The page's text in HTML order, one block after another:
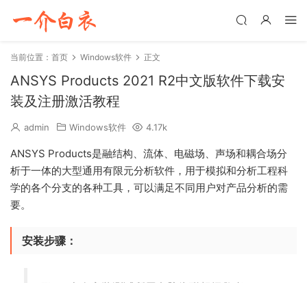
当前位置： 首页 Windows软件 正文
ANSYS Products 2021 R2中文版软件下载安
装及注册激活教程
admin Windows软件 4.17k
ANSYS Products是融结构、流体、电磁场、声场和耦合场分
析于一体的大型通用有限元分析软件，用于模拟和分析工程科
学的各个分支的各种工具，可以满足不同用户对产品分析的需
要。
安装步骤：